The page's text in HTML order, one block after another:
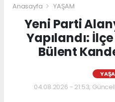
Anasayfa YAŞAM
Yeni Parti
Yapılandı:
Bülent
04.08.2026 - 21:53,